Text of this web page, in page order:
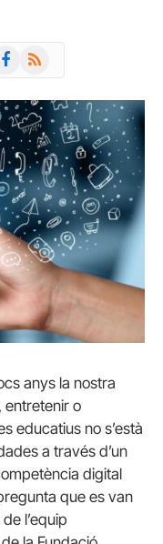
RSS
anys la nostra
entretenir o
educatius no s’està
a través d’un
digital
que es van
l’equip